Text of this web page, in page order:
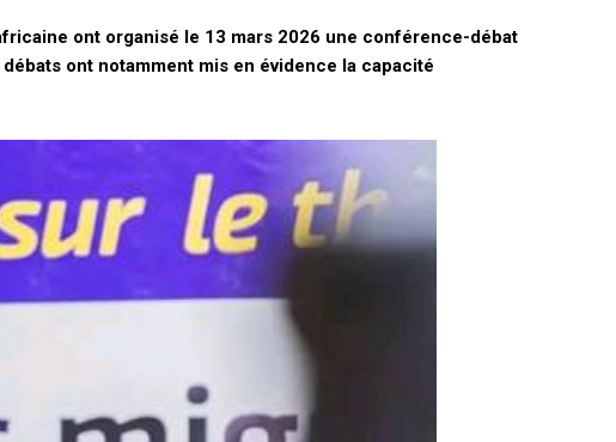
ont organisé le 13 mars 2026 une conférence-débat
ont notamment mis en évidence la capacité